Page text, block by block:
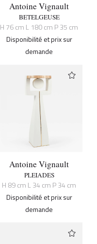
Antoine Vignault
BETELGEUSE
H 76 cm L 180 cm P 35 cm
Disponibilité et prix sur
demande
Antoine Vignault
PLEIADES
H 89 cm L 34 cm P 34 cm
Disponibilité et prix sur
demande